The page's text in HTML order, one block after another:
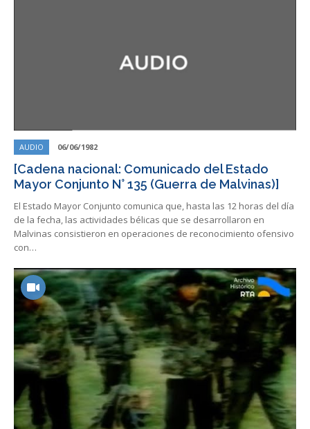
AUDIO 06/06/1982
[Cadena nacional: Comunicado del Estado
Mayor Conjunto N° 135 (Guerra de Malvinas)]
El Estado Mayor Conjunto comunica que, hasta las 12 horas del día
de la fecha, las actividades bélicas que se desarrollaron en
Malvinas consistieron en operaciones de reconocimiento ofensivo
con…